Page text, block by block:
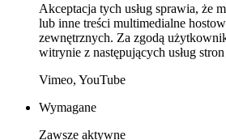
Akceptacja tych usług sprawia, że
lub inne treści multimedialne
zewnętrznych. Za zgodą
witrynie z następujących usług
Vimeo, YouTube
Wymagane
Zawsze aktywne